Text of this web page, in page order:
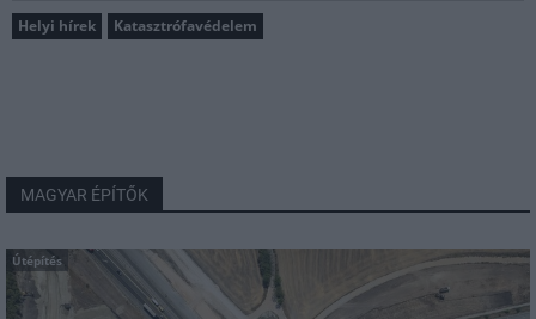
Helyi hírek Katasztrófavédelem
MAGYAR ÉPÍTŐK
Útépítés